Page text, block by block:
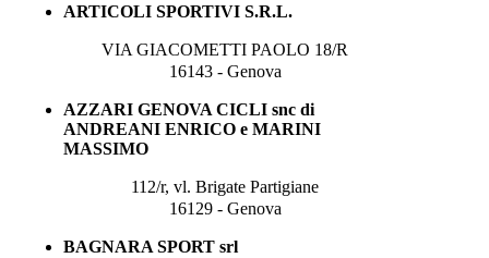
ARTICOLI SPORTIVI S.R.L.
VIA GIACOMETTI PAOLO 18/R
16143 - Genova
AZZARI GENOVA CICLI snc di
ANDREANI ENRICO e MARINI
MASSIMO
112/r, vl. Brigate Partigiane
16129 - Genova
BAGNARA SPORT srl